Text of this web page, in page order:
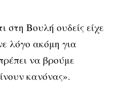
στη Βουλή ουδείς είχε
λόγο ακόμη για
να βρούμε
κανόνας».